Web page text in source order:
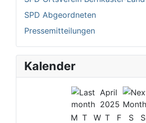
SPD Abgeordneten
Pressemitteilungen
Kalender
April
2025
M T W T F S
S